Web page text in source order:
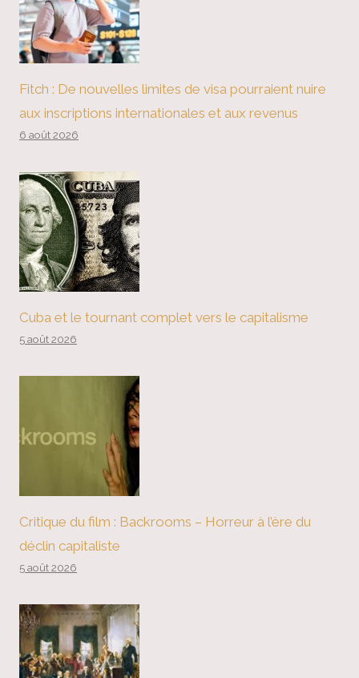
Fitch : De nouvelles limites de visa pourraient nuire
aux inscriptions internationales et aux revenus
6 août 2026
Cuba et le tournant complet vers le capitalisme
5 août 2026
Critique du film : Backrooms – Horreur à l’ère du
déclin capitaliste
5 août 2026